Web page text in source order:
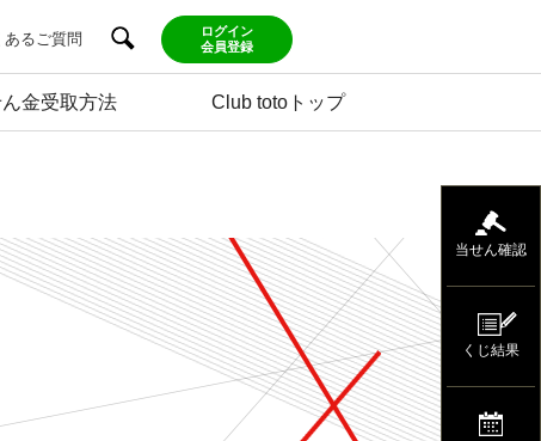
あるご質問
ログイン
会員登録
金受取方法 Club totoトップ
当せん確認
くじ結果